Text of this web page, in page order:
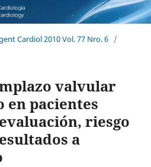
Cardiol 2010 Vol. 77 Nro. 6 /
valvular
en pacientes
riesgo
a